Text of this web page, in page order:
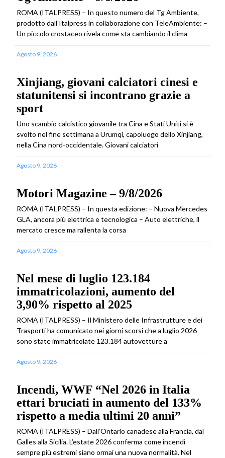
ROMA (ITALPRESS) – In questo numero del Tg Ambiente,
prodotto dall’Italpress in collaborazione con TeleAmbiente: –
Un piccolo crostaceo rivela come sta cambiando il clima
Agosto 9, 2026
Xinjiang, giovani calciatori cinesi e
statunitensi si incontrano grazie a
sport
Uno scambio calcistico giovanile tra Cina e Stati Uniti si è
svolto nel fine settimana a Urumqi, capoluogo dello Xinjiang,
nella Cina nord-occidentale. Giovani calciatori
Agosto 9, 2026
Motori Magazine – 9/8/2026
ROMA (ITALPRESS) – In questa edizione: – Nuova Mercedes
GLA, ancora più elettrica e tecnologica – Auto elettriche, il
mercato cresce ma rallenta la corsa
Agosto 9, 2026
Nel mese di luglio 123.184
immatricolazioni, aumento del
3,90% rispetto al 2025
ROMA (ITALPRESS) – Il Ministero delle Infrastrutture e dei
Trasporti ha comunicato nei giorni scorsi che a luglio 2026
sono state immatricolate 123.184 autovetture a
Agosto 9, 2026
Incendi, WWF “Nel 2026 in Italia
ettari bruciati in aumento del 133%
rispetto a media ultimi 20 anni”
ROMA (ITALPRESS) – Dall’Ontario canadese alla Francia, dal
Galles alla Sicilia. L’estate 2026 conferma come incendi
sempre più estremi siano ormai una nuova normalità. Nel